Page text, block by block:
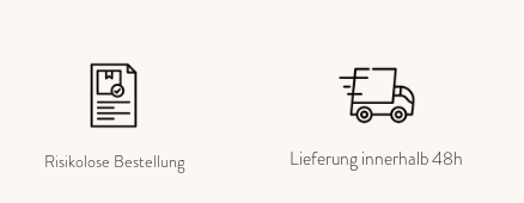
Risikolose Bestellung Lieferung innerhalb 48h